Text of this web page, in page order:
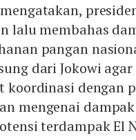
lalu membahas
pangan
dari Jokowi
koordinasi dengan
mengenai
terdampak El